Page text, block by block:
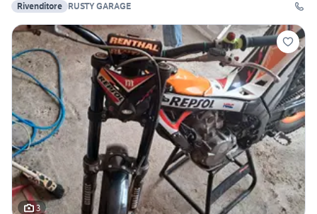
Rivenditore RUSTY GARAGE
3